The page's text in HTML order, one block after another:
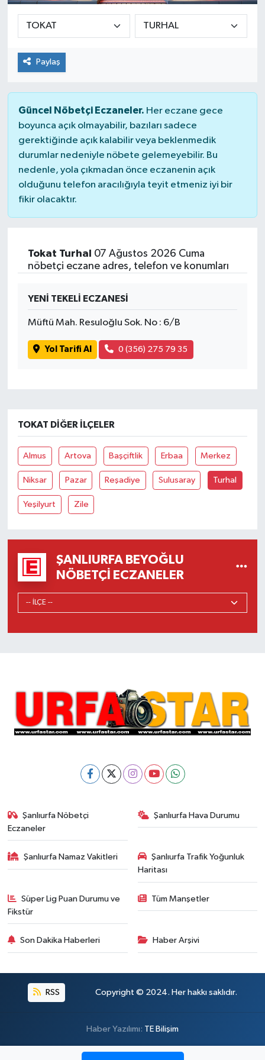
Paylaş
Güncel Nöbetçi Eczaneler. Her eczane gece
boyunca açık olmayabilir, bazıları sadece
gerektiğinde açık kalabilir veya beklenmedik
durumlar nedeniyle nöbete gelemeyebilir. Bu
nedenle, yola çıkmadan önce eczanenin açık
olduğunu telefon aracılığıyla teyit etmeniz iyi bir
fikir olacaktır.
Tokat Turhal
07 Ağustos 2026 Cuma
nöbetçi eczane adres, telefon ve konumları
YENİ TEKELİ ECZANESİ
Müftü Mah. Resuloğlu Sok. No : 6/B
Yol Tarifi Al 0 (356) 275 79 35
TOKAT DIĞER İLÇELER
Almus Artova Başçiftlik Erbaa Merkez
Niksar Pazar Reşadiye Sulusaray Turhal
Yeşilyurt Zile
ŞANLIURFA BEYOĞLU
NÖBETÇI ECZANELER
Şanlıurfa Nöbetçi
Eczaneler
Şanlıurfa Hava Durumu
Şanlıurfa Namaz Vakitleri
Şanlıurfa Trafik Yoğunluk
Haritası
Süper Lig Puan Durumu ve
Fikstür
Tüm Manşetler
Son Dakika Haberleri Haber Arşivi
RSS Copyright © 2024. Her hakkı saklıdır.
Haber Yazılımı: TE Bilişim